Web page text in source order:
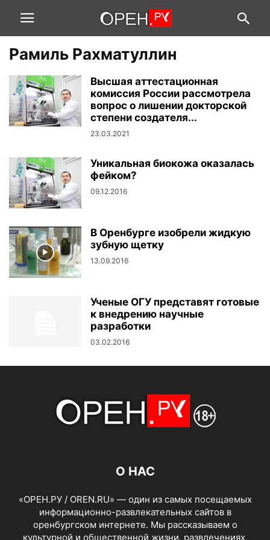
Рамиль Рахматуллин
Высшая аттестационная
комиссия России рассмотрела
вопрос о лишении докторской
степени создателя...
23.03.2021
Уникальная биокожа оказалась
фейком?
09.12.2016
В Оренбурге изобрели жидкую
зубную щетку
13.09.2016
Ученые ОГУ представят готовые
к внедрению научные
разработки
03.02.2016
О НАС
«ОРЕН.РУ / OREN.RU» — один из самых посещаемых
информационно-развлекательных сайтов в
оренбургском интернете. Мы рассказываем о
культурной и общественной жизни, развлечениях,